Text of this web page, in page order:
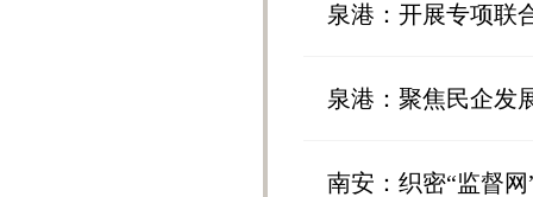
泉港：开展专项联
泉港：聚焦民企发
南安：织密“监督